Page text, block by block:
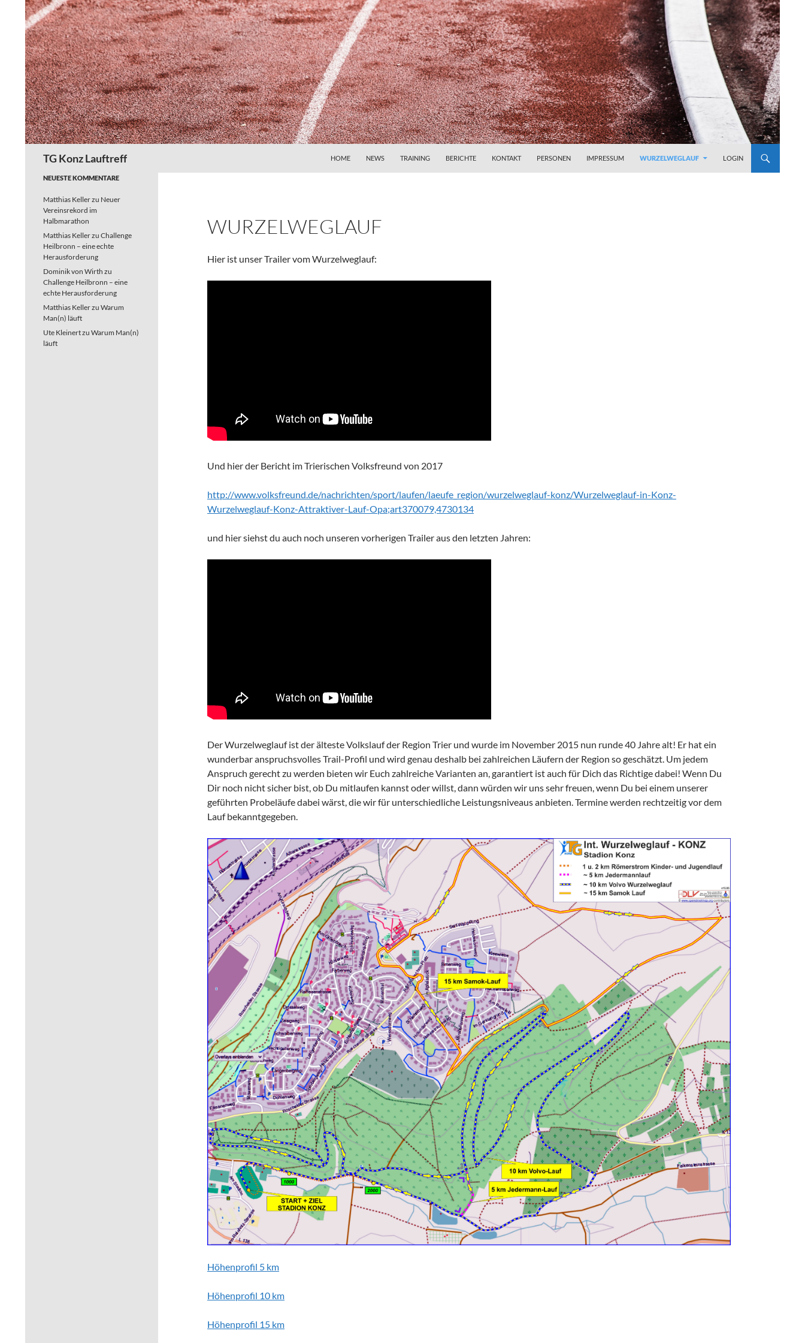
springen
TG Konz Lauftreff HOME NEWS TRAINING BERICHTE KONTAKT PERSONEN IMPRESSUM WURZELWEGLAUF LOGIN
WURZELWEGLAUF
Hier ist unser Trailer vom Wurzelweglauf:
Und hier der Bericht im Trierischen Volksfreund von 2017
http://www.volksfreund.de/nachrichten/sport/laufen/laeufe_region/wurzelweglauf-konz/Wurzelweglauf-in-Konz-
Wurzelweglauf-Konz-Attraktiver-Lauf-Opa;art370079,4730134
und hier siehst du auch noch unseren vorherigen Trailer aus den letzten Jahren:
Der Wurzelweglauf ist der älteste Volkslauf der Region Trier und wurde im November 2015 nun runde 40 Jahre alt! Er hat ein
wunderbar anspruchsvolles Trail-Profil und wird genau deshalb bei zahlreichen Läufern der Region so geschätzt. Um jedem
Anspruch gerecht zu werden bieten wir Euch zahlreiche Varianten an, garantiert ist auch für Dich das Richtige dabei! Wenn Du
Dir noch nicht sicher bist, ob Du mitlaufen kannst oder willst, dann würden wir uns sehr freuen, wenn Du bei einem unserer
geführten Probeläufe dabei wärst, die wir für unterschiedliche Leistungsniveaus anbieten. Termine werden rechtzeitig vor dem
Lauf bekanntgegeben.
Höhenprofil 5 km
Höhenprofil 10 km
Höhenprofil 15 km
NEUESTE KOMMENTARE
Matthias Kellerzu Neuer
Vereinsrekord im
Halbmarathon
Matthias Kellerzu Challenge
Heilbronn – eine echte
Herausforderung
Dominik von Wirth zu
Challenge Heilbronn – eine
echte Herausforderung
Matthias Kellerzu Warum
Man(n) läuft
Ute Kleinertzu Warum Man(n)
läuft